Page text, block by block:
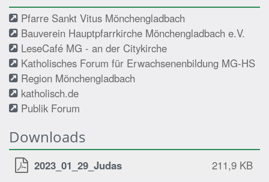
Pfarre Sankt Vitus Mönchengladbach
Bauverein Hauptpfarrkirche Mönchengladbach e.V.
LeseCafé MG - an der Citykirche
Katholisches Forum für Erwachsenenbildung MG-HS
Region Mönchengladbach
katholisch.de
Publik Forum
Downloads
2023_01_29_Judas
211,9 KB